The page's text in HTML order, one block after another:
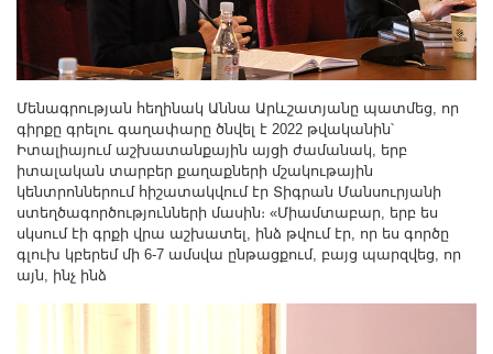
Մենագրության հեղինակ Աննա Արևշատյանը պատմեց, որ
գիրքը գրելու գաղափարը ծնվել է 2022 թվականին՝
Իտալիայում աշխատանքային այցի ժամանակ, երբ
իտալական տարբեր քաղաքների մշակութային
կենտրոններում հիշատակվում էր Տիգրան Մանսուրյանի
ստեղծագործությունների մասին։ «Միամտաբար, երբ ես
սկսում էի գրքի վրա աշխատել, ինձ թվում էր, որ ես գործը
գլուխ կբերեմ մի 6-7 ամսվա ընթացքում, բայց պարզվեց, որ
այն, ինչ ինձ